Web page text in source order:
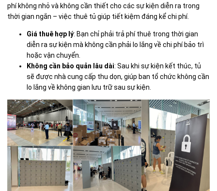
phí không nhỏ và không cần thiết cho các sự kiện diễn ra trong
thời gian ngắn – việc thuê tủ giúp tiết kiệm đáng kể chi phí.
Giá thuê hợp lý: Bạn chỉ phải trả phí thuê trong thời gian
diễn ra sự kiện mà không cần phải lo lắng về chi phí bảo trì
hoặc vận chuyển.
Không cần bảo quản lâu dài: Sau khi sự kiện kết thúc, tủ
sẽ được nhà cung cấp thu dọn, giúp ban tổ chức không cần
lo lắng về không gian lưu trữ sau sự kiện.